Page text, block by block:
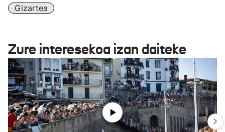
Gizartea
Zure interesekoa izan daiteke